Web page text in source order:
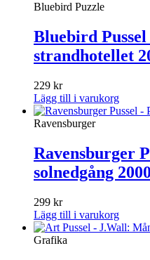
Bluebird Puzzle
Bluebird Pussel
strandhotellet
229 kr
Lägg till i varukorg
Ravensburger
Ravensburger
solnedgång
299 kr
Lägg till i varukorg
Grafika